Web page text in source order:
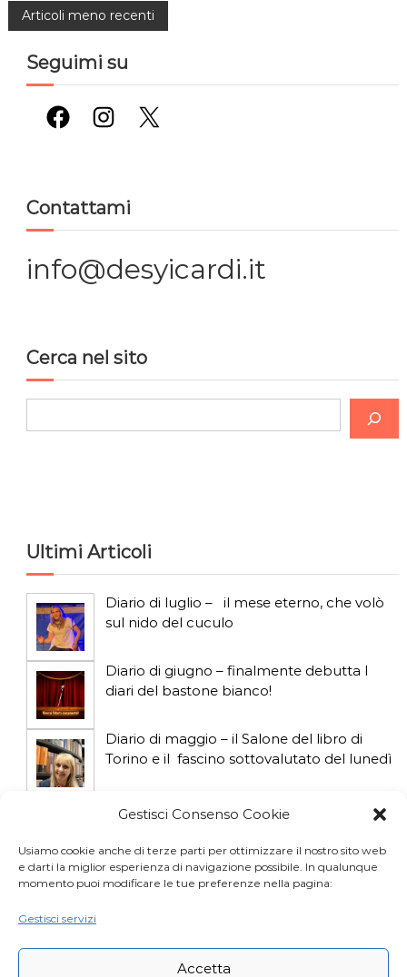
Gestisci Consenso Cookie
Usiamo cookie anche di terze parti per ottimizzare il nostro sito web
e darti la miglior esperienza di navigazione possibile. In qualunque
momento puoi modificare le tue preferenze nella pagina:
Gestisci servizi
Accetta
N
Articoli meno recenti
Seguimi su
Facebook Instagram X
Contattami
info@desyicardi.it
Cerca nel sito
e
Ultimi Articoli
Diario di luglio – il mese eterno, che volò
sul nido del cuculo
Diario di giugno – finalmente debutta I
diari del bastone bianco!
Diario di maggio – il Salone del libro di
Torino e il fascino sottovalutato del lunedì
Diario di aprile: si gioca col gatto influencer
Diario di marzo: salva il gatto e non fidarti